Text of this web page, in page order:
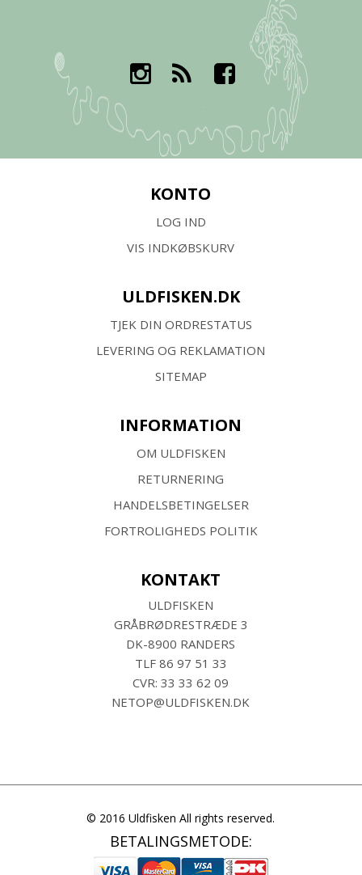
KONTO
LOG IND
VIS INDKØBSKURV
ULDFISKEN.DK
TJEK DIN ORDRESTATUS
LEVERING OG REKLAMATION
SITEMAP
INFORMATION
OM ULDFISKEN
RETURNERING
HANDELSBETINGELSER
FORTROLIGHEDS POLITIK
KONTAKT
ULDFISKEN
GRÅBRØDRESTRÆDE 3
DK-8900 RANDERS
TLF 86 97 51 33
CVR: 33 33 62 09
NETOP@ULDFISKEN.DK
© 2016 Uldfisken All rights reserved.
BETALINGSMETODE: